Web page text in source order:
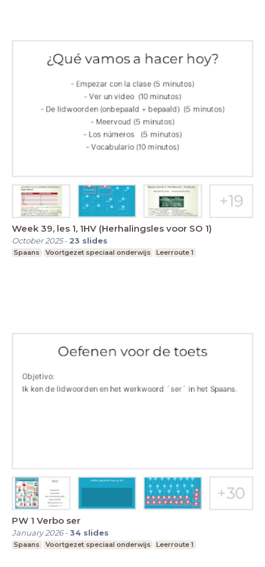
Week 39, les 1, 1HV (Herhalingsles voor SO 1)
October 2025- 23 slides
Spaans Voortgezet speciaal onderwijs Leerroute 1
PW 1 Verbo ser
January 2026-34 slides
Spaans Voortgezet speciaal onderwijs Leerroute 1